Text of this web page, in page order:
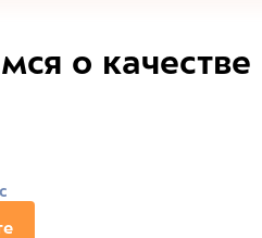
о качестве